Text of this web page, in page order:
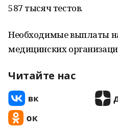
587 тысяч тестов.
Необходимые выплаты
медицинских
Читайте нас